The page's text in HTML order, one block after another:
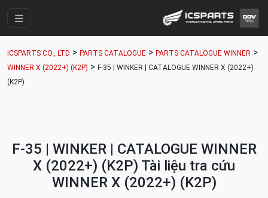
Cửa Hàng
Tài khoản
ICSPARTS CO., LTD > PARTS CATALOGUE > PARTS CATALOGUE WINNER >
WINNER X (2022+) (K2P) > F-35 | WINKER | CATALOGUE WINNER X (2022+)
(K2P)
F-35 | WINKER | CATALOGUE WINNER
X (2022+) (K2P) Tài liệu tra cứu
WINNER X (2022+) (K2P)